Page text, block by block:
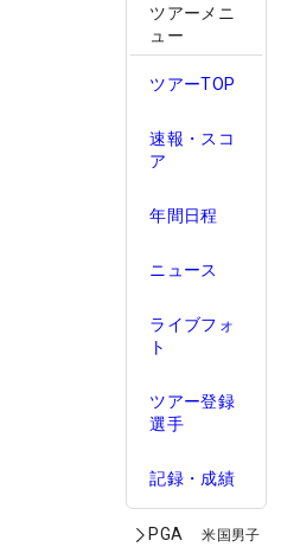
ツアーメニ
ュー
ツアーTOP
速報・スコ
ア
年間日程
ニュース
ライブフォ
ト
ツアー登録
選手
記録・成績
PGA 米国男子